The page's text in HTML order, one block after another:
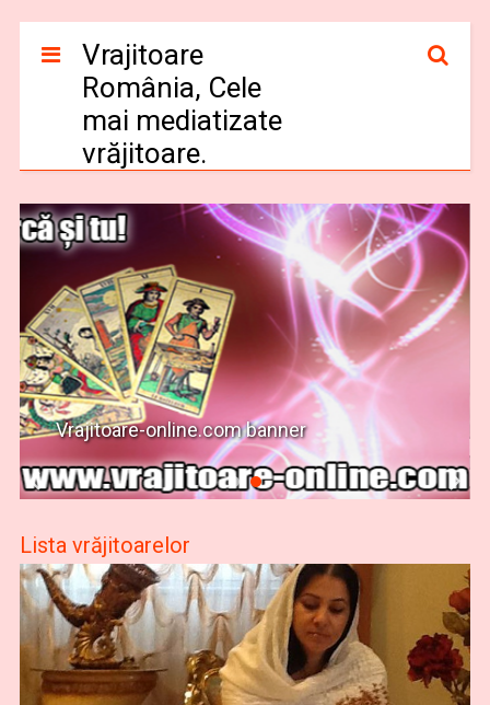
Vrajitoare
România, Cele
mai mediatizate
vrăjitoare.
Vrajitoare-online.com banner
Lista vrăjitoarelor